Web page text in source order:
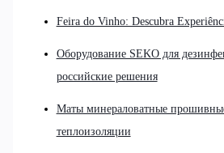
Feira do Vinho: Descubra
Оборудование SEKO для
российские решения
Маты минераловатные
теплоизоляции